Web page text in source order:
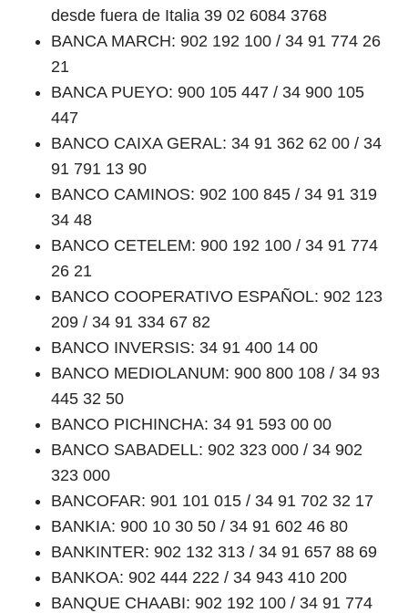
desde fuera de Italia 39 02 6084 3768
BANCA MARCH: 902 192 100 / 34 91 774 26
21
BANCA PUEYO: 900 105 447 / 34 900 105
447
BANCO CAIXA GERAL: 34 91 362 62 00 / 34
91 791 13 90
BANCO CAMINOS: 902 100 845 / 34 91 319
34 48
BANCO CETELEM: 900 192 100 / 34 91 774
26 21
BANCO COOPERATIVO ESPAÑOL: 902 123
209 / 34 91 334 67 82
BANCO INVERSIS: 34 91 400 14 00
BANCO MEDIOLANUM: 900 800 108 / 34 93
445 32 50
BANCO PICHINCHA: 34 91 593 00 00
BANCO SABADELL: 902 323 000 / 34 902
323 000
BANCOFAR: 901 101 015 / 34 91 702 32 17
BANKIA: 900 10 30 50 / 34 91 602 46 80
BANKINTER: 902 132 313 / 34 91 657 88 69
BANKOA: 902 444 222 / 34 943 410 200
BANQUE CHAABI: 902 192 100 / 34 91 774